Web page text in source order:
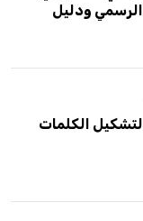
الرسمي ودليل
لتشكيل الكلمات